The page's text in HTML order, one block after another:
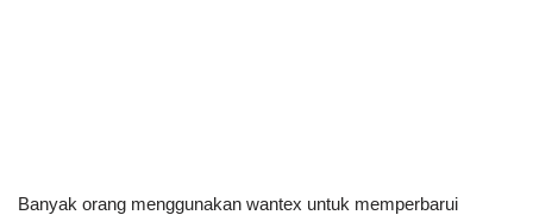
Banyak orang menggunakan wantex untuk memperbarui